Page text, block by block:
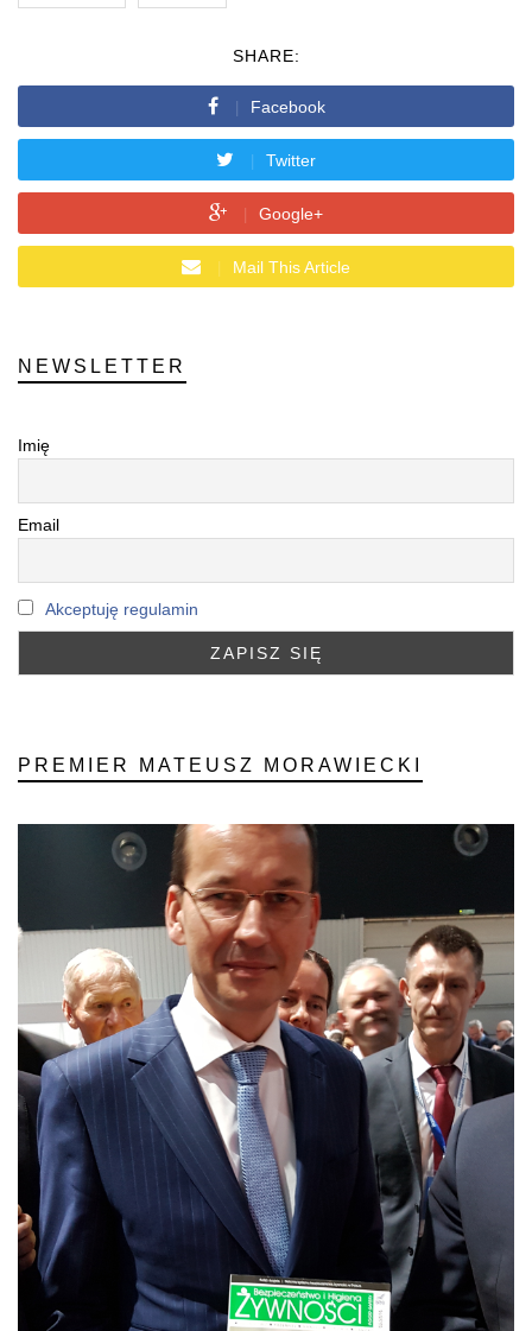
SHARE:
Facebook
Twitter
Google+
Mail This Article
NEWSLETTER
Imię
Email
Akceptuję regulamin
PREMIER MATEUSZ MORAWIECKI